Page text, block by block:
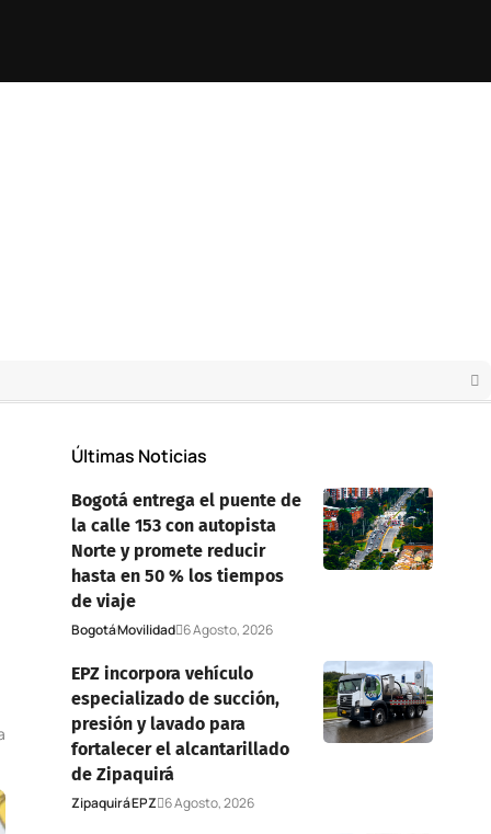
Últimas Noticias
Bogotá entrega el puente de
la calle 153 con autopista
Norte y promete reducir
hasta en 50 % los tiempos
de viaje
BogotáMovilidad 6 Agosto, 2026
EPZ incorpora vehículo
especializado de succión,
presión y lavado para
fortalecer el alcantarillado
de Zipaquirá
ZipaquiráEPZ 6 Agosto, 2026